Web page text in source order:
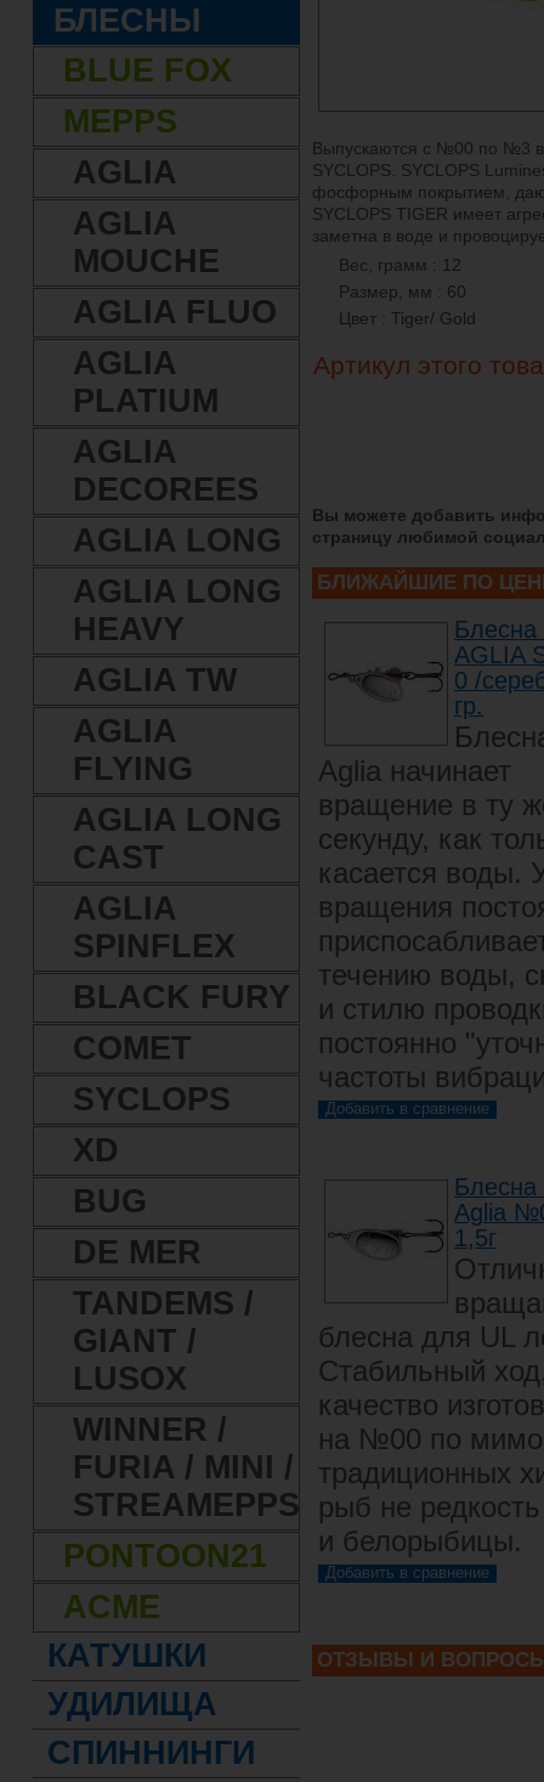
БЛЕСНЫ
BLUE FOX
MEPPS
AGLIA
AGLIA
MOUCHE
AGLIA FLUO
AGLIA
PLATIUM
AGLIA
DECOREES
AGLIA LONG
AGLIA LONG
HEAVY
AGLIA TW
AGLIA
FLYING
AGLIA LONG
CAST
AGLIA
SPINFLEX
BLACK FURY
COMET
SYCLOPS
XD
BUG
DE MER
TANDEMS /
GIANT /
LUSOX
WINNER /
FURIA / MINI /
STREAMEPPS
PONTOON21
ACME
КАТУШКИ
УДИЛИЩА
СПИННИНГИ
Выпускаются с №00 по №3 в
SYCLOPS. SYCLOPS
фосфорным покрытием,
SYCLOPS TIGER имеет
заметна в воде и
Вес, грамм : 12
Размер, мм : 60
Цвет : Tiger/ Gold
Артикул этого
Вы можете добавить
страницу любимой
БЛИЖАЙШИЕ ПО
Блесна
AGLIA
0 /
гр.
Aglia начинает
вращение в ту
секунду, как
касается воды.
вращения
течению воды,
и стилю
постоянно
частоты
Блесна
Aglia
1,5г
блесна для UL
Стабильный
качество
на №00 по
традиционных
рыб не
и белорыбицы.
ОТЗЫВЫ И